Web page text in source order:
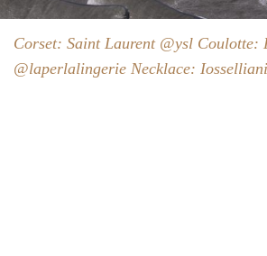
Corset: Saint Laurent @ysl Coulotte:
@laperlalingerie Necklace: